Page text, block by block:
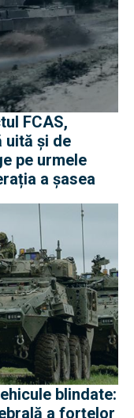
FCAS,
uită și de
pe urmele
a șasea
blindate:
a forțelor